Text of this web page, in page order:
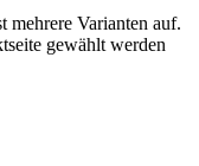
mehrere Varianten auf.
gewählt werden